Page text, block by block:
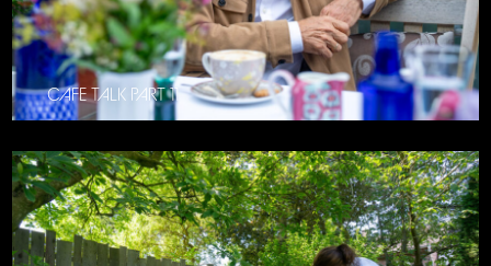
CAFE TALK PART 11